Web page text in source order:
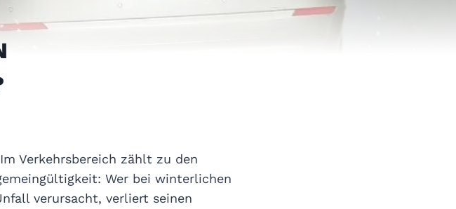
Verkehrsbereich zählt zu den
Wer bei winterlichen
verursacht, verliert seinen